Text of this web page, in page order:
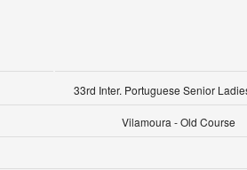
33rd Inter. Portuguese Senior
Vilamoura - Old Course